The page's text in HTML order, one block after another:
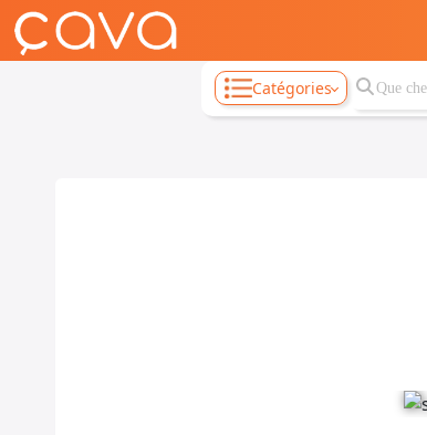
Catégories